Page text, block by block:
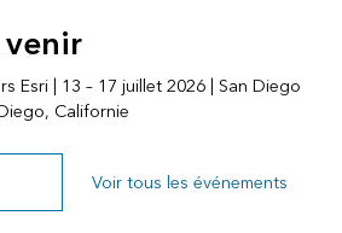
Esri | 13 – 17 juillet 2026 | San Diego
Californie
Voir tous les événements